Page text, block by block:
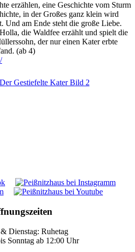
erzählen, eine Geschichte vom Sturm
in der Großes ganz klein wird
Und am Ende steht die große Liebe.
die Waldfee erzählt und spielt die
der nur einen Kater erbte
(ab 4)
Dienstag: Ruhetag
Sonntag ab 12:00 Uhr